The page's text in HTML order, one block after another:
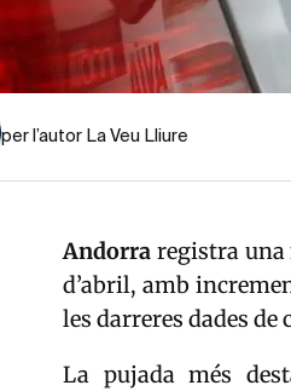
per l’autor La Veu Lliure
Andorra registra una
d’abril, amb
les darreres dades de
La pujada més